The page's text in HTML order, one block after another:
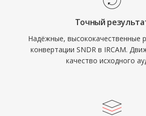
Точный
Надёжные, высококачественные
конвертации SNDR в IRCAM.
качество исходного